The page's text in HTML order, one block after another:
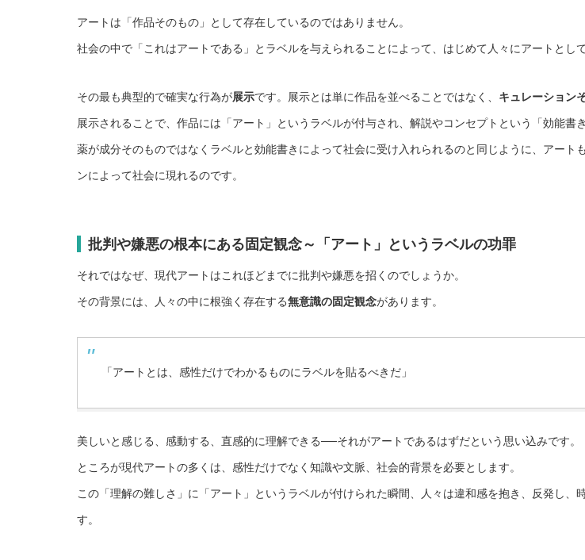
アートは「作品そのもの」として存在しているのではありません。
社会の中で「これはアートである」とラベルを与えられることによって、はじめて人々にアートとし
その最も典型的で確実な行為が展示です。展示とは単に作品を並べることではなく、 キュレーション
展示されることで、作品には「アート」というラベルが付与され、解説やコンセプトという「効能書
薬が成分そのものではなくラベルと効能書きによって社会に受け入れられるのと同じように、アート
ンによって社会に現れるのです。
批判や嫌悪の根本にある固定観念～ 「アート」というラベルの功罪
それではなぜ、現代アートはこれほどまでに批判や嫌悪を招くのでしょうか。
その背景には、人々の中に根強く存在する無意識の固定観念があります。
「アートとは、感性だけでわかるものにラベルを貼るべきだ」
美しいと感じる、感動する、直感的に理解できる──それがアートであるはずだという思い込みです。
ところが現代アートの多くは、感性だけでなく知識や文脈、社会的背景を必要とします。
この「理解の難しさ」に「アート」というラベルが付けられた瞬間、人々は違和感を抱き、反発し、
す。